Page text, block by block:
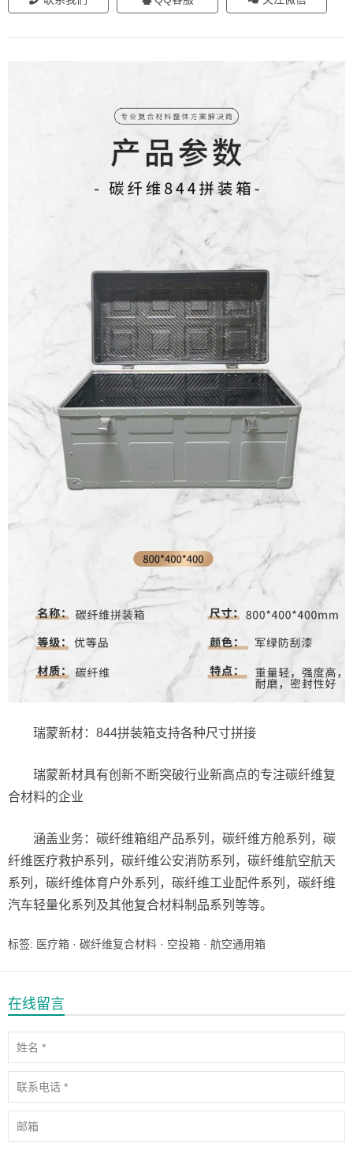
瑞蒙新材：844拼装箱支持各种尺寸拼接
瑞蒙新材具有创新不断突破行业新高点的专注碳纤维复
合材料的企业
涵盖业务：碳纤维箱组产品系列，碳纤维方舱系列，碳
纤维医疗救护系列，碳纤维公安消防系列，碳纤维航空航天
系列，碳纤维体育户外系列，碳纤维工业配件系列，碳纤维
汽车轻量化系列及其他复合材料制品系列等等。
标签: 医疗箱 · 碳纤维复合材料 · 空投箱 · 航空通用箱
在线留言